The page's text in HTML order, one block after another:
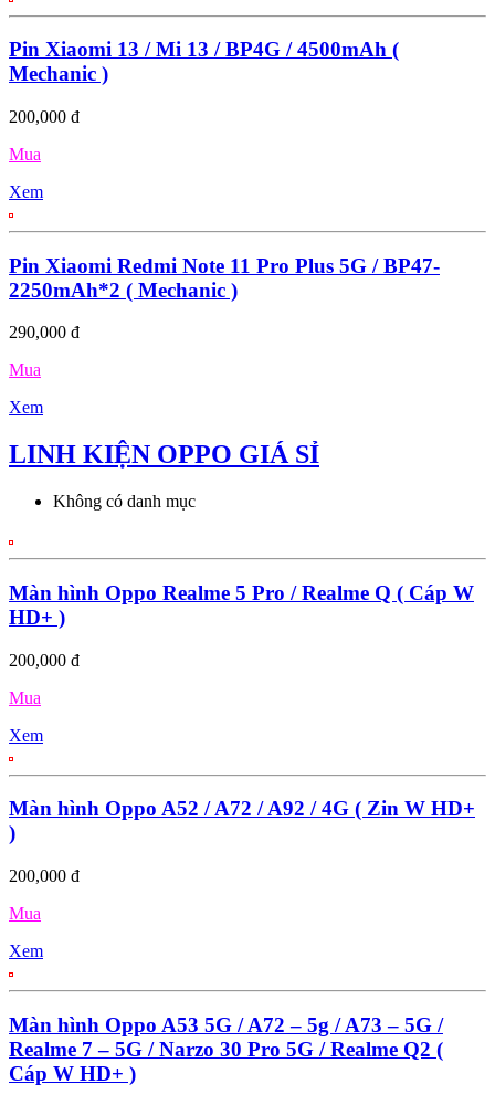
Pin Xiaomi 13 / Mi 13 / BP4G / 4500mAh (
Mechanic )
200,000 đ
Mua
Xem
Pin Xiaomi Redmi Note 11 Pro Plus 5G / BP47-
2250mAh*2 ( Mechanic )
290,000 đ
Mua
Xem
LINH KIỆN OPPO GIÁ SỈ
Không có danh mục
Màn hình Oppo Realme 5 Pro / Realme Q ( Cáp W
HD+ )
200,000 đ
Mua
Xem
Màn hình Oppo A52 / A72 / A92 / 4G ( Zin W HD+
)
200,000 đ
Mua
Xem
Màn hình Oppo A53 5G / A72 – 5g / A73 – 5G /
Realme 7 – 5G / Narzo 30 Pro 5G / Realme Q2 (
Cáp W HD+ )